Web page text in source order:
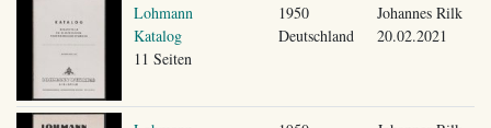
Lohmann
Katalog
11 Seiten
1950
Deutschland
Johannes Rilk
20.02.2021